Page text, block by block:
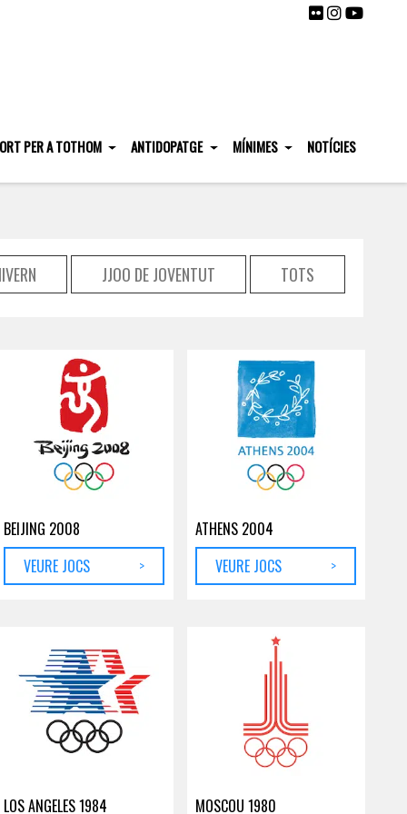
PER A TOTHOM ANTIDOPATGE MÍNIMES NOTÍCIES
JJOO DE JOVENTUT TOTS
BEIJING 2008
VEURE JOCS
>
ATHENS 2004
VEURE JOCS
>
LOS ANGELES 1984
MOSCOU 1980